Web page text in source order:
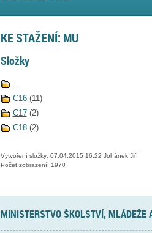
KE STAŽENÍ: MU
Složky
..
C16 (11)
C17 (2)
C18 (2)
Vytvoření složky: 07.04.2015 16:22 Johánek Jiří
Počet zobrazení: 1970
MINISTERSTVO ŠKOLSTVÍ, MLÁDEŽE